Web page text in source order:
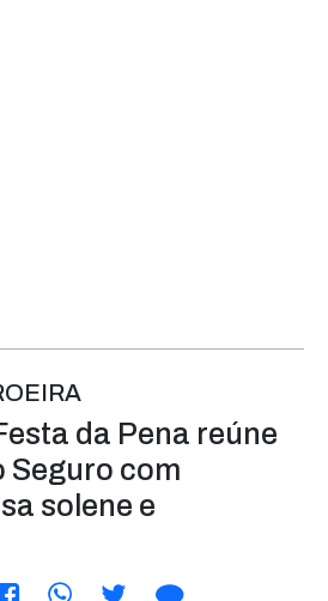
da Pena reúne
Seguro com
solene e